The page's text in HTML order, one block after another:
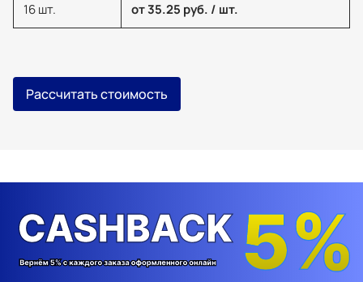
16 шт. от 35.25 руб. / шт.
Рассчитать стоимость